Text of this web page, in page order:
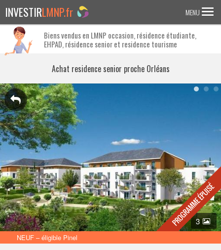
MENU
INVESTIRLMNP.fr
ACCUEIL
Investir en :
LMNP ANCIEN
RESIDENCE ETUDIANTE
EHPAD
RESIDENCE SENIOR
RESIDENCE AFFAIRE/TOURISME
ACTUALITES
FAQ
VENDRE SON BIEN
Biens vendus en LMNP occasion, résidence étudiante,
EHPAD, résidence senior et residence tourisme
Achat residence senior proche Orléans
3
NEUF – éligible Pinel